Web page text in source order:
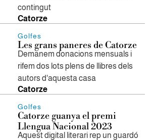
contingut
Catorze
Golfes
Les grans paneres de Catorze
Demanem donacions mensuals i
rifem dos lots plens de llibres dels
autors d'aquesta casa
Catorze
Golfes
Catorze guanya el premi
Llengua Nacional 2023
Aquest digital literari rep un guardó